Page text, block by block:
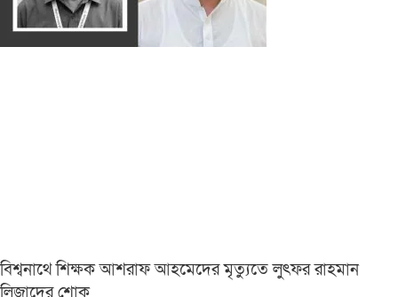
বিশ্বনাথে শিক্ষক আশরাফ আহমেদের মৃত্যুতে লুৎফর রাহমান